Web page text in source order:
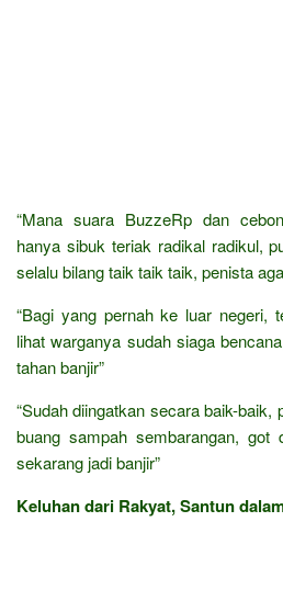
“Mana suara BuzzeRp dan
hanya sibuk teriak radikal radikul,
selalu bilang taik taik taik, penista
“Bagi yang pernah ke luar negeri,
lihat warganya sudah siaga
tahan banjir”
“Sudah diingatkan secara baik-baik,
buang sampah sembarangan, got
sekarang jadi banjir”
Keluhan dari Rakyat, Santun